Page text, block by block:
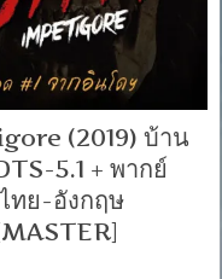
(2019) บ้าน
5.1 + พากย์
ทย-อังกฤษ